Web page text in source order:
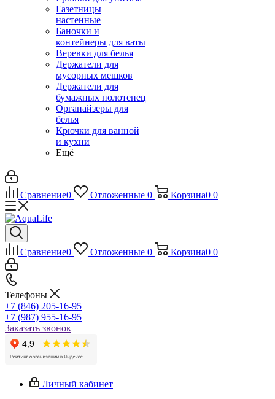
Газетницы
настенные
Баночки и
контейнеры для ваты
Веревки для белья
Держатели для
мусорных мешков
Держатели для
бумажных полотенец
Органайзеры для
белья
Крючки для ванной
и кухни
Ещё
Сравнение0 Отложенные 0 Корзина0 0
Сравнение0 Отложенные 0 Корзина0 0
Телефоны
+7 (846) 205-16-95
+7 (987) 955-16-95
Заказать звонок
Личный кабинет